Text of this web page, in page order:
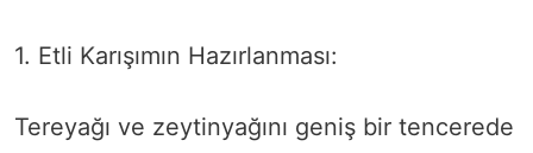
1. Etli Karışımın Hazırlanması:
Tereyağı ve zeytinyağını geniş bir tencerede